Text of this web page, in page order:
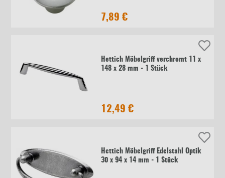
7,89 €
Hettich Möbelgriff verchromt 11 x
148 x 28 mm - 1 Stück
12,49 €
Hettich Möbelgriff Edelstahl Optik
30 x 94 x 14 mm - 1 Stück